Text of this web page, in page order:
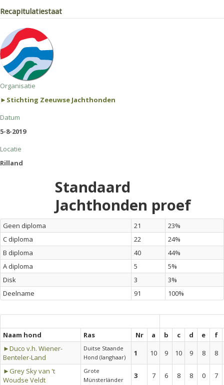
Recapitulatiestaat
Organisatie
►Stichting Zeeuwse Jachthonden
Datum
5-8-2019
Locatie
Rilland
Standaard
Jachthonden proef
Geen diploma 21
23%
C diploma
22
24%
B diploma
40
44%
A diploma
5
5%
Disk
3
3%
Deelname
91 100%
Naam hond Ras Nr a b c d e
f
►Duco v.h. Wiener-
Benteler-Land
Duitse Staande
Hond (langhaar)
1 10 9 10 9 8
8
►Grey Sky van 't
Woudse Veldt
Grote
Münsterländer
3 7 6 8 8 0
7